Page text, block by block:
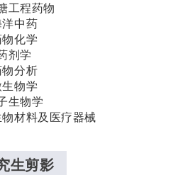
工程药物
洋中药
化学
剂学
物分析
物学
生物学
材料及医疗器械
生剪影